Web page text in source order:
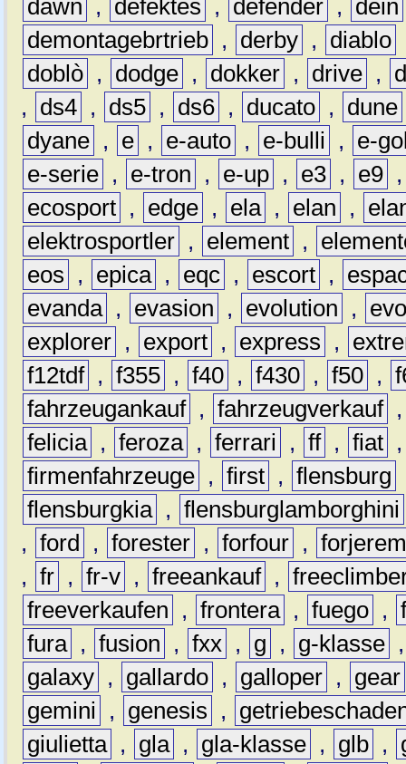
dawn , defektes , defender , dein
demontagebrtrieb , derby , diablo
doblò , dodge , dokker , drive ,
,
ds4 , ds5 , ds6 , ducato , dune
dyane , e , e-auto , e-bulli ,
e-
e-serie , e-tron , e-up , e3 , e9
ecosport , edge , ela , elan ,
elektrosportler , element ,
eos
, epica , eqc , escort ,
evanda , evasion , evolution ,
explorer , export , express ,
f12tdf , f355 , f40 , f430 , f50 ,
fahrzeugankauf , fahrzeugverkauf
felicia , feroza , ferrari , ff , fiat
firmenfahrzeuge , first , flensburg
flensburgkia , flensburglamborghini
, ford , forester , forfour ,
, fr , fr-v , freeankauf ,
freeverkaufen
, frontera , fuego ,
fura , fusion , fxx , g , g-klasse
galaxy , gallardo , galloper ,
gear
gemini
, genesis ,
giulietta , gla , gla-klasse , glb ,